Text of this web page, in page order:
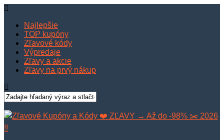
Najlepšie
TOP kupóny
Zľavové kódy
Výpredaje
Zľavy a akcie
Zľavy na prvý nákup